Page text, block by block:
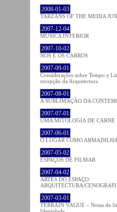
2008-01-03
TARZANS OF THE MEDIA
2007-12-04
MÚSICA INTERIOR
2007-10-02
NÓS E OS CARROS
2007-09-01
Considerações sobre Tempo e
recepção da Arquitectura
2007-08-01
A SUBLIMAÇÃO DA
2007-07-01
UMA MITOLOGIA DE CARNE
2007-06-01
O LUGAR COMO ARMADILHA
2007-05-02
ESPAÇOS DE FILMAR
2007-04-02
ARTES DO ESPAÇO:
ARQUITECTURA/
2007-03-01
TERRAIN VAGUE – Notas de